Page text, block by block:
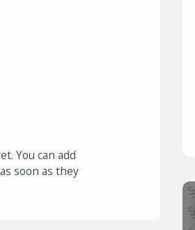
You can add
soon as they